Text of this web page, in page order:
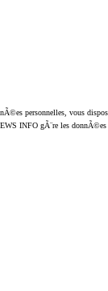
personnelles, vous
INFO gÃ¨re les